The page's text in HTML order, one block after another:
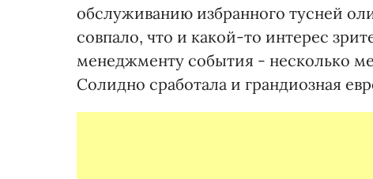
обслуживанию избранного тусней
совпало, что и какой-то интерес
менеджменту события - несколько
Солидно сработала и грандиозная